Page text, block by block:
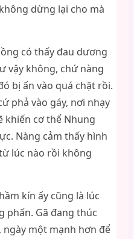
dừng lại cho mà
có thấy đau dương
vậy không, chứ nàng
bị ấn vào quá chặt rồi.
phả vào gáy, nơi nhạy
khiến cơ thể Nhung
Nàng cảm thấy hình
lúc nào rồi không
kín ấy cũng là lúc
phấn. Gã đang thúc
một mạnh hơn để